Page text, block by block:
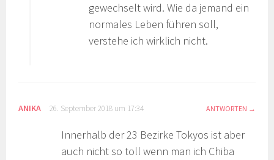
gewechselt wird. Wie da jemand ein
normales Leben führen soll,
verstehe ich wirklich nicht.
ANIKA 26. September 2018 um 17:34 ANTWORTEN
Innerhalb der 23 Bezirke Tokyos ist aber
auch nicht so toll wenn man ich Chiba